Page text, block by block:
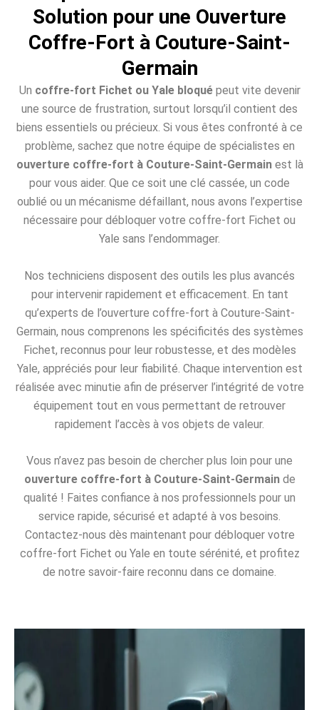
Solution pour une Ouverture
Coffre-Fort à Couture-Saint-
Germain
Un coffre-fort Fichet ou Yale bloquépeut vite devenir
une source de frustration, surtout lorsqu’il contient des
biens essentiels ou précieux. Si vous êtes confronté à ce
problème, sachez que notre équipe de spécialistes en
ouverture coffre-fort à Couture-Saint-Germainest là
pour vous aider. Que ce soit une clé cassée, un code
oublié ou un mécanisme défaillant, nous avons l’expertise
nécessaire pour débloquer votre coffre-fort Fichet ou
Yale sans l’endommager.
Nos techniciens disposent des outils les plus avancés
pour intervenir rapidement et efficacement. En tant
qu’experts de l’ouverture coffre-fort à Couture-Saint-
Germain, nous comprenons les spécificités des systèmes
Fichet, reconnus pour leur robustesse, et des modèles
Yale, appréciés pour leur fiabilité. Chaque intervention est
réalisée avec minutie afin de préserver l’intégrité de votre
équipement tout en vous permettant de retrouver
rapidement l’accès à vos objets de valeur.
Vous n’avez pas besoin de chercher plus loin pour une
ouverture coffre-fort à Couture-Saint-Germainde
qualité ! Faites confiance à nos professionnels pour un
service rapide, sécurisé et adapté à vos besoins.
Contactez-nous dès maintenant pour débloquer votre
coffre-fort Fichet ou Yale en toute sérénité, et profitez
de notre savoir-faire reconnu dans ce domaine.